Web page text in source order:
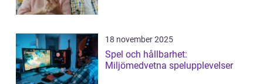
18 november 2025
Spel och hållbarhet:
Miljömedvetna spelupplevelser